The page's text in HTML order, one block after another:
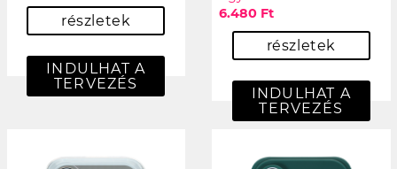
részletek
INDULHAT A
TERVEZÉS
6.480 Ft
részletek
INDULHAT A
TERVEZÉS